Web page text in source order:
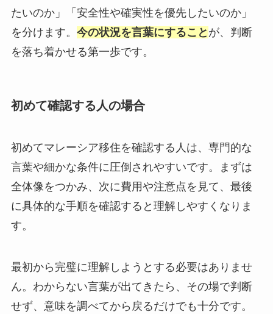
たいのか」「安全性や確実性を優先したいのか」
を分けます。 今の状況を言葉にすること が、判断
を落ち着かせる第一歩です。
初めて確認する人の場合
初めてマレーシア移住を確認する人は、専門的な
言葉や細かな条件に圧倒されやすいです。まずは
全体像をつかみ、次に費用や注意点を見て、最後
に具体的な手順を確認すると理解しやすくなりま
す。
最初から完璧に理解しようとする必要はありませ
ん。わからない言葉が出てきたら、その場で判断
せず、意味を調べてから戻るだけでも十分です。